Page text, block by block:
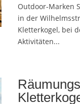
Outdoor-Marken
in der
Kletterkogel, bei
Aktivitäten...